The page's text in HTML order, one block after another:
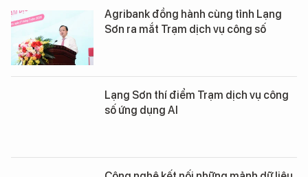
Agribank đồng hành cùng tỉnh Lạng
Sơn ra mắt Trạm dịch vụ công số
Lạng Sơn thí điểm Trạm dịch vụ công
số ứng dụng AI